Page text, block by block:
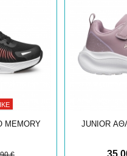
MEMORY
JUNIOR